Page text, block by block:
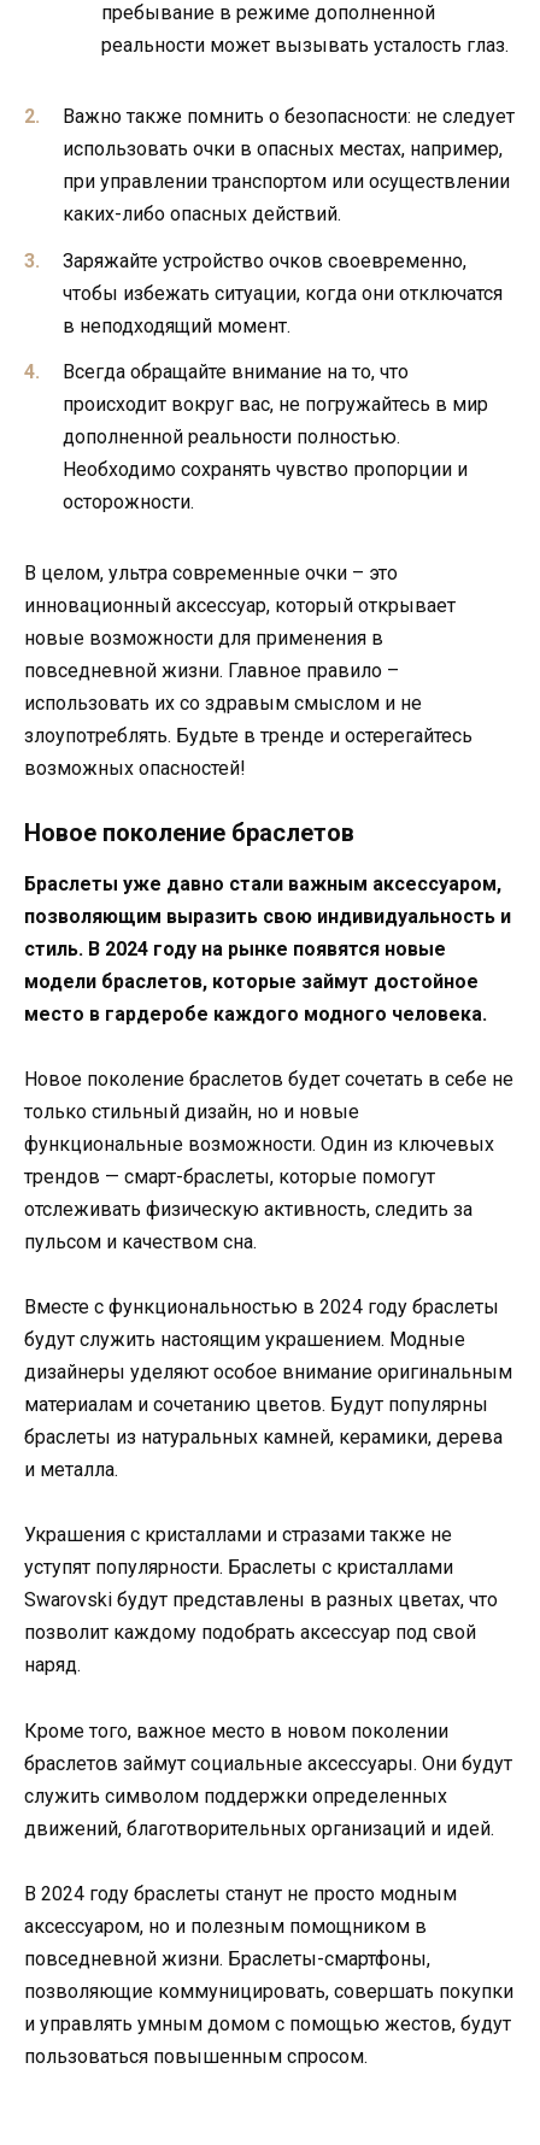
пребывание в режиме дополненной
реальности может вызывать усталость глаз.
Важно также помнить о безопасности: не следует
использовать очки в опасных местах, например,
при управлении транспортом или осуществлении
каких-либо опасных действий.
Заряжайте устройство очков своевременно,
чтобы избежать ситуации, когда они отключатся
в неподходящий момент.
Всегда обращайте внимание на то, что
происходит вокруг вас, не погружайтесь в мир
дополненной реальности полностью.
Необходимо сохранять чувство пропорции и
осторожности.
В целом, ультра современные очки – это
инновационный аксессуар, который открывает
новые возможности для применения в
повседневной жизни. Главное правило –
использовать их со здравым смыслом и не
злоупотреблять. Будьте в тренде и остерегайтесь
возможных опасностей!
Новое поколение браслетов
Браслеты уже давно стали важным аксессуаром,
позволяющим выразить свою индивидуальность и
стиль. В 2024 году на рынке появятся новые
модели браслетов, которые займут достойное
место в гардеробе каждого модного человека.
Новое поколение браслетов будет сочетать в себе не
только стильный дизайн, но и новые
функциональные возможности. Один из ключевых
трендов — смарт-браслеты, которые помогут
отслеживать физическую активность, следить за
пульсом и качеством сна.
Вместе с функциональностью в 2024 году браслеты
будут служить настоящим украшением. Модные
дизайнеры уделяют особое внимание оригинальным
материалам и сочетанию цветов. Будут популярны
браслеты из натуральных камней, керамики, дерева
и металла.
Украшения с кристаллами и стразами также не
уступят популярности. Браслеты с кристаллами
Swarovski будут представлены в разных цветах, что
позволит каждому подобрать аксессуар под свой
наряд.
Кроме того, важное место в новом поколении
браслетов займут социальные аксессуары. Они будут
служить символом поддержки определенных
движений, благотворительных организаций и идей.
В 2024 году браслеты станут не просто модным
аксессуаром, но и полезным помощником в
повседневной жизни. Браслеты-смартфоны,
позволяющие коммуницировать, совершать покупки
и управлять умным домом с помощью жестов, будут
пользоваться повышенным спросом.